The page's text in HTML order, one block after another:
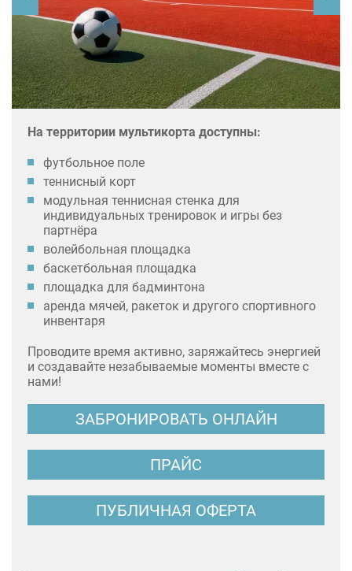
На территории мультикорта доступны:
футбольное поле
теннисный корт
модульная теннисная стенка для
индивидуальных тренировок и игры без
партнёра
волейбольная площадка
баскетбольная площадка
площадка для бадминтона
аренда мячей, ракеток и другого спортивного
инвентаря
Проводите время активно, заряжайтесь энергией
и создавайте незабываемые моменты вместе с
нами!
ЗАБРОНИРОВАТЬ ОНЛАЙН
ПРАЙС
ПУБЛИЧНАЯ ОФЕРТА